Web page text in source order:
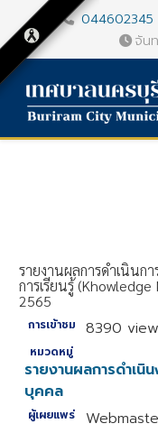
044602345
จัน
รายงานผลการดำเนินก
การเรียนรู้
2565
การเข้าชม 8390
หมวดหมู่
รายงานผลการดำเนิ
บุคคล
ผู้เผยแพร่